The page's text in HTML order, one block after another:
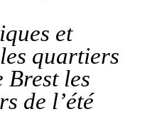
et
quartiers
Brest les
de l’été